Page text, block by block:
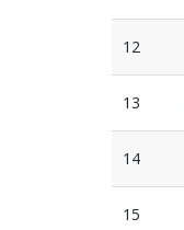
12
13
14
15